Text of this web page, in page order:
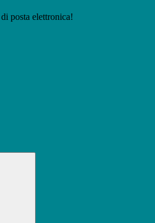
posta elettronica!